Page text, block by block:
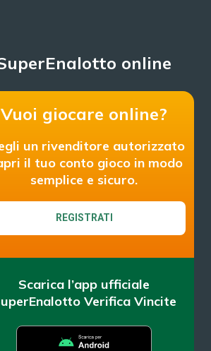
online
Vuoi giocare online?
un rivenditore autorizzato
il tuo conto gioco in modo
semplice e sicuro.
REGISTRATI
Scarica l’app ufficiale
Verifica Vincite